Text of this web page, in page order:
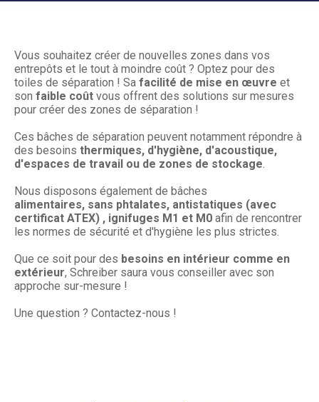
Vous souhaitez créer de nouvelles zones dans vos
entrepôts et le tout à moindre coût ? Optez pour des
toiles de séparation ! Sa facilité de mise en œuvre et
son faible coût vous offrent des solutions sur mesures
pour créer des zones de séparation !
Ces bâches de séparation peuvent notamment répondre à
des besoins thermiques, d'hygiène, d'acoustique,
d'espaces de travail ou de zones de stockage.
Nous disposons également de bâches
alimentaires, sans phtalates, antistatiques (avec
certificat ATEX) , ignifuges M1 et M0 afin de rencontrer
les normes de sécurité et d'hygiène les plus strictes.
Que ce soit pour des besoins en intérieur comme en
extérieur, Schreiber saura vous conseiller avec son
approche sur-mesure !
Une question ? Contactez-nous !